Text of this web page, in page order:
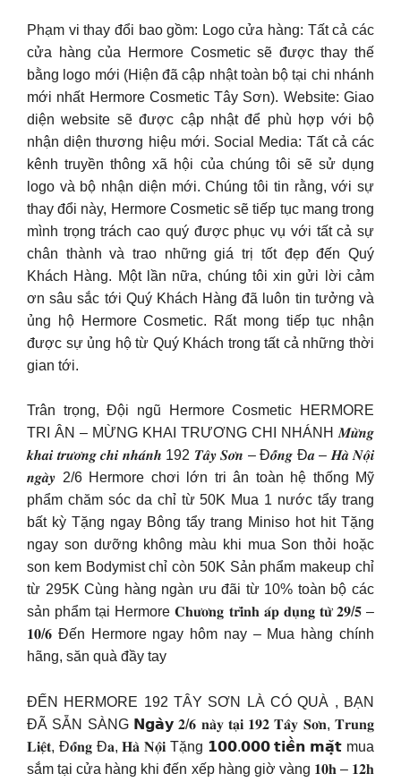
Phạm vi thay đổi bao gồm: Logo cửa hàng: Tất cả các
cửa hàng của Hermore Cosmetic sẽ được thay thế
bằng logo mới (Hiện đã cập nhật toàn bộ tại chi nhánh
mới nhất Hermore Cosmetic Tây Sơn). Website: Giao
diện website sẽ được cập nhật để phù hợp với bộ
nhận diện thương hiệu mới. Social Media: Tất cả các
kênh truyền thông xã hội của chúng tôi sẽ sử dụng
logo và bộ nhận diện mới. Chúng tôi tin rằng, với sự
thay đổi này, Hermore Cosmetic sẽ tiếp tục mang trong
mình trọng trách cao quý được phục vụ với tất cả sự
chân thành và trao những giá trị tốt đẹp đến Quý
Khách Hàng. Một lần nữa, chúng tôi xin gửi lời cảm
ơn sâu sắc tới Quý Khách Hàng đã luôn tin tưởng và
ủng hộ Hermore Cosmetic. Rất mong tiếp tục nhận
được sự ủng hộ từ Quý Khách trong tất cả những thời
gian tới.
Trân trọng, Đội ngũ Hermore Cosmetic ️HERMORE
TRI ÂN – MỪNG KHAI TRƯƠNG CHI NHÁNH️ 𝑴𝒖̛̀𝒏𝒈
𝒌𝒉𝒂𝒊 𝒕𝒓𝒖̛𝒐̛𝒏𝒈 𝒄𝒉𝒊 𝒏𝒉𝒂́𝒏𝒉 192 𝑻𝒂̂𝒚 𝑺𝒐̛𝒏 – Đ𝒐̂́𝒏𝒈 Đ𝒂 – 𝑯𝒂̀ 𝑵𝒐̣̂𝒊
𝒏𝒈𝒂̀𝒚 2/6 ️Hermore chơi lớn tri ân toàn hệ thống Mỹ
phẩm chăm sóc da chỉ từ 50K Mua 1 nước tẩy trang
bất kỳ Tặng ngay Bông tẩy trang Miniso hot hit Tặng
ngay son dưỡng không màu khi mua Son thỏi hoặc
son kem Bodymist chỉ còn 50K Sản phẩm makeup chỉ
từ 295K Cùng hàng ngàn ưu đãi từ 10% toàn bộ các
sản phẩm tại Hermore 𝐂𝐡𝐮̛𝐨̛𝐧𝐠 𝐭𝐫𝐢̀𝐧𝐡 𝐚́𝐩 𝐝𝐮̣𝐧𝐠 𝐭𝐮̛̀ 𝟐𝟗/𝟓 –
𝟏𝟎/𝟔 Đến Hermore ngay hôm nay – Mua hàng chính
hãng, săn quà đầy tay
ĐẾN HERMORE 192 TÂY SƠN LÀ CÓ QUÀ , BẠN
ĐÃ SẴN SÀNG 𝗡𝗴𝗮̀𝘆 𝟐/𝟔 𝐧𝐚̀𝐲 𝐭𝐚̣𝐢 𝟏𝟗𝟐 𝐓𝐚̂𝐲 𝐒𝐨̛𝐧, 𝐓𝐫𝐮𝐧𝐠
𝐋𝐢𝐞̣̂𝐭, Đ𝐨̂́𝐧𝐠 Đ𝐚, 𝐇𝐚̀ 𝐍𝐨̣̂𝐢 Tặng 𝟭𝟬𝟬.𝟬𝟬𝟬 𝘁𝗶𝗲̂̀𝗻 𝗺𝗮̣̆𝘁 mua
sắm tại cửa hàng khi đến xếp hàng giờ vàng 𝟏𝟎𝐡 – 𝟏𝟐𝐡